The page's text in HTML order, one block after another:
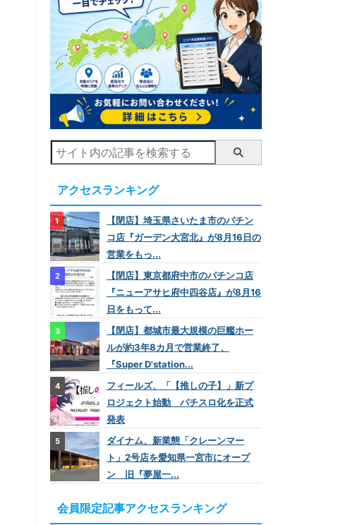
アクセスランキング
【閉店】埼玉県さいたま市のパチン
コ店『ガーデン大宮北』が8月16日の
営業をもっ...
【閉店】東京都府中市のパチンコ店
『ニューアサヒ府中四谷店』が8月16
日をもって...
【閉店】都城市最大規模の巨艦ホー
ルが約3年8カ月で営業終了、
『Super D'station...
フィールズ、「【推しの子】」新プ
ロジェクト始動 パチスロ化を正式
発表
ダイナム、新業態「クレーンマー
ト」2号店を愛知県一宮市にオープ
ン 旧『夢屋一...
会員限定記事アクセスランキング